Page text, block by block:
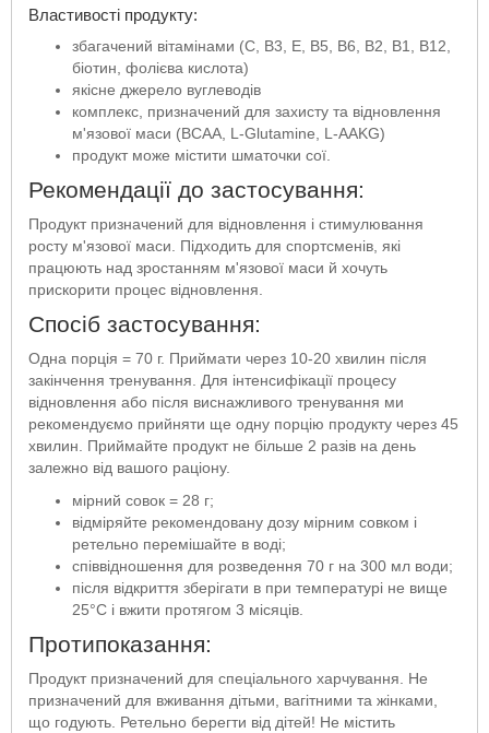
Властивості продукту:
збагачений вітамінами (C, B3, E, B5, B6, B2, B1, B12,
біотин, фолієва кислота)
якісне джерело вуглеводів
комплекс, призначений для захисту та відновлення
м'язової маси (BCAA, L-Glutamine, L-AAKG)
продукт може містити шматочки сої.
Рекомендації до застосування:
Продукт призначений для відновлення і стимулювання
росту м'язової маси. Підходить для спортсменів, які
працюють над зростанням м'язової маси й хочуть
прискорити процес відновлення.
Спосіб застосування:
Одна порція = 70 г. Приймати через 10-20 хвилин після
закінчення тренування. Для інтенсифікації процесу
відновлення або після виснажливого тренування ми
рекомендуємо прийняти ще одну порцію продукту через 45
хвилин. Приймайте продукт не більше 2 разів на день
залежно від вашого раціону.
мірний совок = 28 г;
відміряйте рекомендовану дозу мірним совком і
ретельно перемішайте в воді;
співвідношення для розведення 70 г на 300 мл води;
після відкриття зберігати в при температурі не вище
25°C і вжити протягом 3 місяців.
Протипоказання:
Продукт призначений для спеціального харчування. Не
призначений для вживання дітьми, вагітними та жінками,
що годують. Ретельно берегти від дітей! Не містить